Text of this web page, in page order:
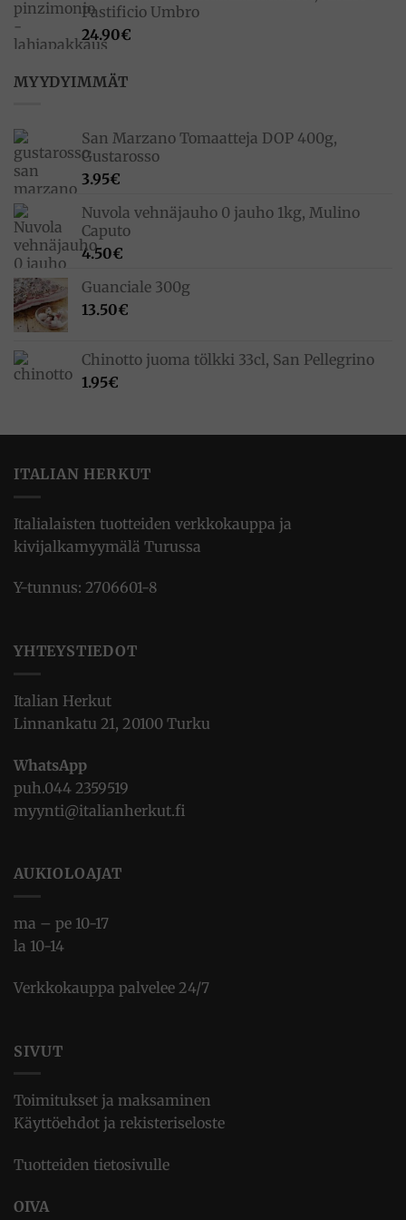
Pastificio Umbro
24.90€
MYYDYIMMÄT
San Marzano Tomaatteja DOP 400g,
Gustarosso
3.95€
Nuvola vehnäjauho 0 jauho 1kg, Mulino
Caputo
4.50€
Guanciale 300g
13.50€
Chinotto juoma tölkki 33cl, San Pellegrino
1.95€
ITALIAN HERKUT
Italialaisten tuotteiden verkkokauppa ja
kivijalkamyymälä Turussa
Y-tunnus: 2706601-8
YHTEYSTIEDOT
Italian Herkut
Linnankatu 21, 20100 Turku
WhatsApp
puh.044 2359519
myynti@italianherkut.fi
AUKIOLOAJAT
ma – pe 10-17
la 10-14
Verkkokauppa palvelee 24/7
SIVUT
Toimitukset ja maksaminen
Käyttöehdot ja rekisteriseloste
Tuotteiden tietosivulle
OIVA